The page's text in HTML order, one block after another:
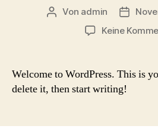
Beitragsautor
Von admin
Keine
Welcome to WordPress. This is
delete it, then start writing!